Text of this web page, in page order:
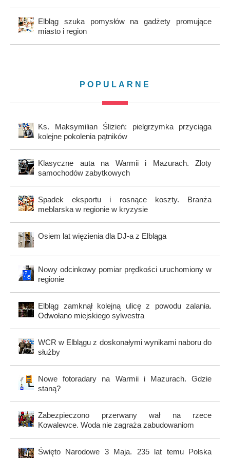
Elbląg szuka pomysłów na gadżety promujące
miasto i region
POPULARNE
Ks. Maksymilian Ślizień: pielgrzymka przyciąga
kolejne pokolenia pątników
Klasyczne auta na Warmii i Mazurach. Zloty
samochodów zabytkowych
Spadek eksportu i rosnące koszty. Branża
meblarska w regionie w kryzysie
Osiem lat więzienia dla DJ-a z Elbląga
Nowy odcinkowy pomiar prędkości uruchomiony w
regionie
Elbląg zamknął kolejną ulicę z powodu zalania.
Odwołano miejskiego sylwestra
WCR w Elblągu z doskonałymi wynikami naboru do
służby
Nowe fotoradary na Warmii i Mazurach. Gdzie
staną?
Zabezpieczono przerwany wał na rzece
Kowalewce. Woda nie zagraża zabudowaniom
Święto Narodowe 3 Maja. 235 lat temu Polska